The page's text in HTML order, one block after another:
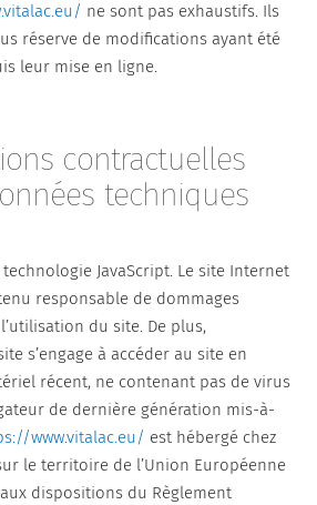
ne sont pas exhaustifs. Ils
réserve de modifications ayant été
leur mise en ligne.
contractuelles
techniques
JavaScript. Le site Internet
responsable de dommages
du site. De plus,
s’engage à accéder au site en
récent, ne contenant pas de virus
de dernière génération mis-à-
www.vitalac.eu/ est hébergé chez
le territoire de l’Union Européenne
dispositions du Règlement